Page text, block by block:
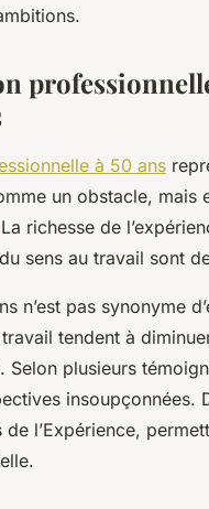
à 50 ans
un obstacle, mais
richesse de
sens au travail sont
n’est pas synonyme
travail tendent à
Selon plusieurs
l’Expérience,